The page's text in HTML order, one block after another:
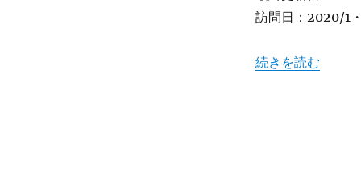
訪問日：2020/1
“【福島】中ノ
続きを読む